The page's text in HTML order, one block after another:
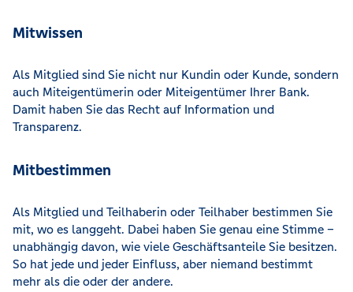
Mitwissen
Als Mitglied sind Sie nicht nur Kundin oder Kunde, sondern
auch Miteigentümerin oder Miteigentümer Ihrer Bank.
Damit haben Sie das Recht auf Information und
Transparenz.
Mitbestimmen
Als Mitglied und Teilhaberin oder Teilhaber bestimmen Sie
mit, wo es langgeht. Dabei haben Sie genau eine Stimme –
unabhängig davon, wie viele Geschäftsanteile Sie besitzen.
So hat jede und jeder Einfluss, aber niemand bestimmt
mehr als die oder der andere.